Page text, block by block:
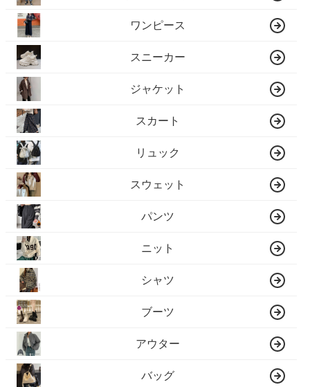
ワンピース
スニーカー
ジャケット
スカート
リュック
スウェット
パンツ
ニット
シャツ
ブーツ
アウター
バッグ